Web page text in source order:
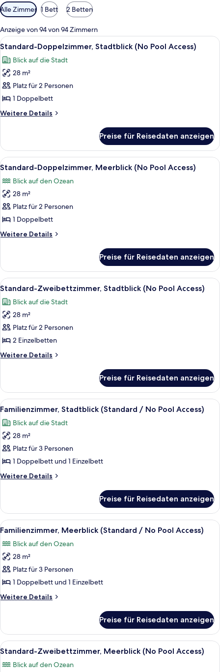
Verfügbare
Filter
für
Zimmer
Alle Zimmer 1 Bett 2 Betten
Anzeige von 94 von 94 Zimmern
Alle
Fotos
für
Standard-
Doppelzimmer,
Stadtblick
(No
Pool
anzeigen
Ein moderner Glasturm mit dem
8
Standard-Doppelzimmer, Stadtblick (No Pool Access)
Blick auf die Stadt
28 m²
Platz für 2 Personen
1 Doppelbett
Weitere Details
Weitere
Doppelzimmer,
Stadtblick
(No
Access)
Preise für Reisedaten anzeigen
Alle
Fotos
für
Standard-
Doppelzimmer,
Meerblick
(No
Pool
anzeigen
Ein modernes Wohnzimmer mit
9
Standard-Doppelzimmer, Meerblick (No Pool Access)
Blick auf den Ozean
28 m²
Platz für 2 Personen
1 Doppelbett
Weitere Details
Weitere
Doppelzimmer,
Meerblick
(No
Access)
Preise für Reisedaten anzeigen
Alle
Fotos
für
Standard-
Zweibettzimmer,
Stadtblick
(No
Pool
anzeigen
Ein Hotelzimmer mit zwei Betten,
6
Standard-Zweibettzimmer, Stadtblick (No Pool Access)
Blick auf die Stadt
28 m²
Platz für 2 Personen
2 Einzelbetten
Weitere Details
Weitere
Zweibettzimmer,
Stadtblick
(No
Access)
Preise für Reisedaten anzeigen
Alle
Fotos
für
Familienzimmer,
Stadtblick
(Standard
/
No
Access)
anzeigen
Ein Hotelzimmer mit zwei Betten,
10
Familienzimmer, Stadtblick (Standard / No Pool Access)
Blick auf die Stadt
28 m²
Platz für 3 Personen
1 Doppelbett und 1 Einzelbett
Weitere Details
Weitere
Stadtblick
(Standard
/
Pool
Access)
Preise für Reisedaten anzeigen
Alle
Fotos
für
Familienzimmer,
Meerblick
(Standard
/
No
Access)
anzeigen
Ein modernes Wohnzimmer mit
7
Familienzimmer, Meerblick (Standard / No Pool Access)
Blick auf den Ozean
28 m²
Platz für 3 Personen
1 Doppelbett und 1 Einzelbett
Weitere Details
Weitere
Meerblick
(Standard
/
Pool
Preise für Reisedaten anzeigen
Alle
Fotos
für
Ein Hotelzimmer mit zwei Betten,
7
Standard-Zweibettzimmer, Meerblick (No Pool Access)
Blick auf den Ozean